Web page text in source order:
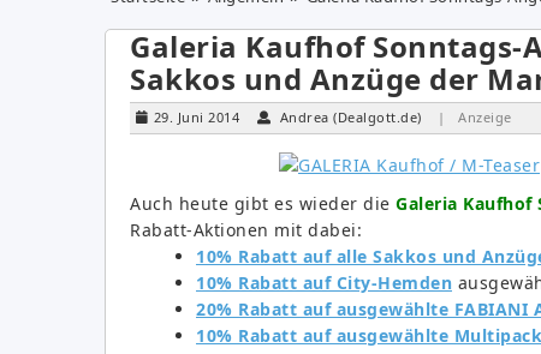
Galeria Kaufhof Sonntags-
Sakkos und Anzüge der
29. Juni 2014 Andrea (Dealgott.de) | Anzeige
Auch heute gibt es wieder die Galeria Kaufhof
Rabatt-Aktionen mit dabei:
10% Rabatt auf alle Sakkos und
10% Rabatt auf City-Hemden
20% Rabatt auf ausgewählte FABIANI
10% Rabatt auf ausgewählte